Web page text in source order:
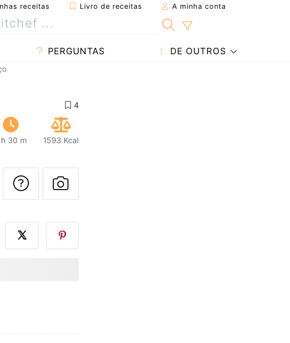
receitas Livro de receitas A minha conta
PERGUNTAS DE OUTROS
h 30 m 1593 Kcal
esta receita a um amigo
Imprima esta página
Falar com o autor da receita
Fez esta receita? Compartilhe